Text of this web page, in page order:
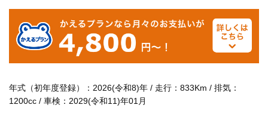
年式（初年度登録）：2026(令和8)年 / 走行：833Km / 排気：
1200cc / 車検：2029(令和11)年01月